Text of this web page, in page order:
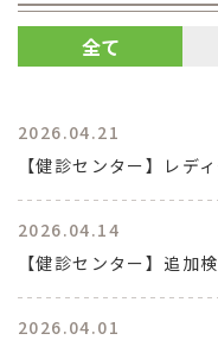
全て
2026.04.21
【健診センター】レデ
2026.04.14
【健診センター】追加
2026.04.01